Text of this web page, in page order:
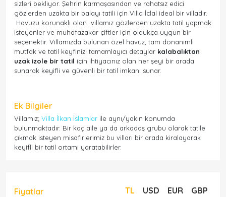
sizleri bekliyor. Şehrin karmaşasından ve rahatsız edici
gözlerden uzakta bir balayı tatili için Villa İclal ideal bir villadır.
Havuzu korunaklı olan villamız gözlerden uzakta tatil yapmak
isteyenler ve muhafazakar çiftler için oldukça uygun bir
seçenektir. Villamızda bulunan özel havuz, tam donanımlı
mutfak ve tatil keyfinizi tamamlayıcı detaylar kalabalıktan
uzak izole bir tatil için ihtiyacınız olan her şeyi bir arada
sunarak keyifli ve güvenli bir tatil imkanı sunar.
Ek Bilgiler
Villamız; Villa İlkan İslamlar ile aynı/yakın konumda
bulunmaktadır. Bir kaç aile ya da arkadaş grubu olarak tatile
çıkmak isteyen misafirlerimiz bu vilları bir arada kiralayarak
keyifli bir tatil ortamı yaratabilirler.
Fiyatlar TL USD EUR GBP